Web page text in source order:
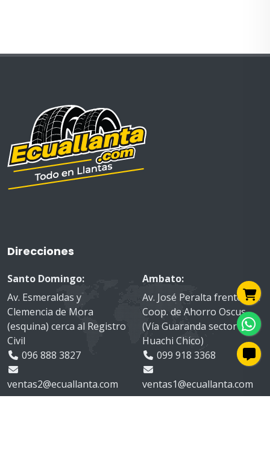
Direcciones
Santo Domingo:
Av. Esmeraldas y
Clemencia de Mora
(esquina) cerca al Registro
Civil
096 888 3827
ventas2@ecuallanta.com
Ambato:
Av. José Peralta frente a la
Coop. de Ahorro Oscus
(Vía Guaranda sector
Huachi Chico)
099 918 3368
ventas1@ecuallanta.com